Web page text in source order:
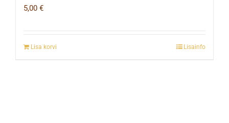
5,00 €
Lisa korvi Lisainfo